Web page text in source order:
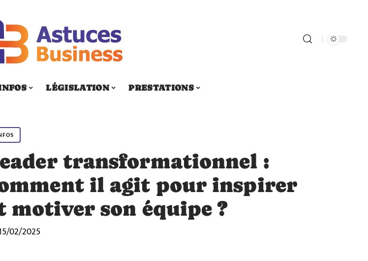
LÉGISLATION PRESTATIONS
transformationnel :
il agit pour inspirer
motiver son équipe ?
02/2025